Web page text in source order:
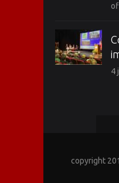
4
copyright